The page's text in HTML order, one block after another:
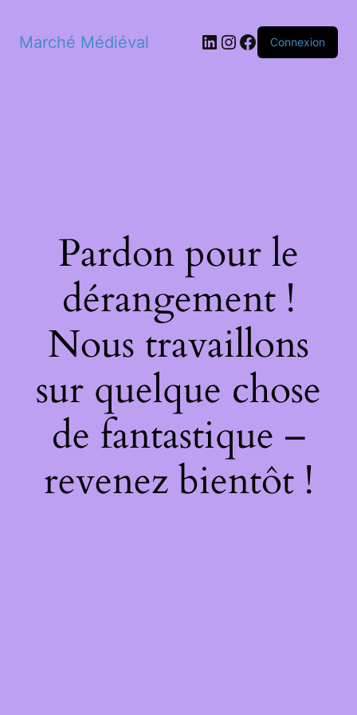
Marché Médiéval LinkedIn
Instagram
Facebook
Connexion
Pardon pour le
dérangement !
Nous travaillons
sur quelque chose
de fantastique –
revenez bientôt !